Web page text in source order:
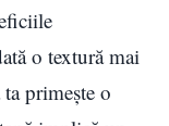
o textură mai
primește o